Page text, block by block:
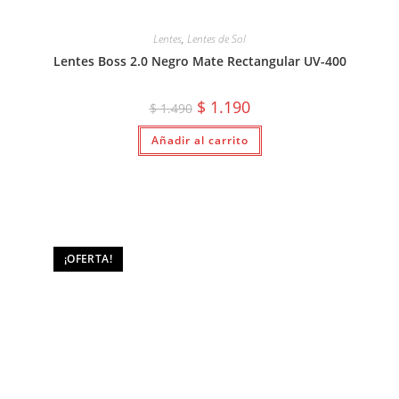
Lentes, Lentes de Sol
Lentes Boss 2.0 Negro Mate Rectangular UV-400
$1.490 El
precio
original
era:
$ 1.490.
$ 1.190El
precio
actual
$ 1.190.
Añadir al carrito
¡OFERTA!